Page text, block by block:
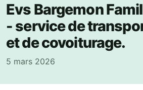
Evs Bargemon
- service de
et de covoiturage.
5 mars 2026